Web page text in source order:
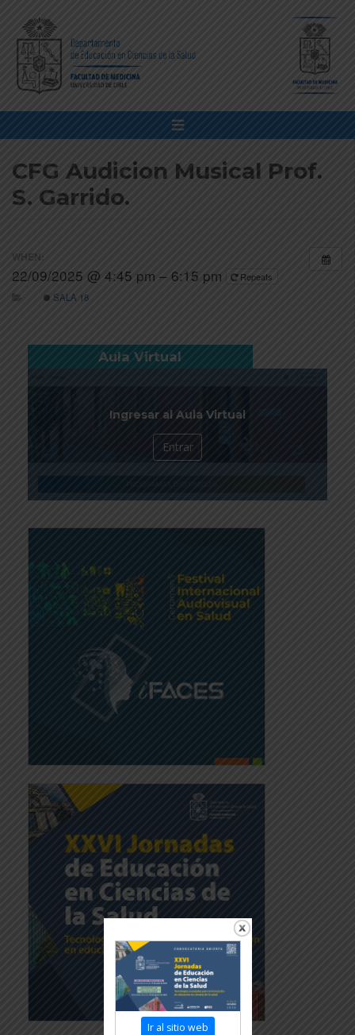
CFG Audicion Musical Prof.
S. Garrido.
WHEN:
22/09/2025 @ 4:45 pm – 6:15 pm
Repeats
SALA 18
Aula Virtual
Ingresar al Aula Virtual
Entrar
Ir al sitio web